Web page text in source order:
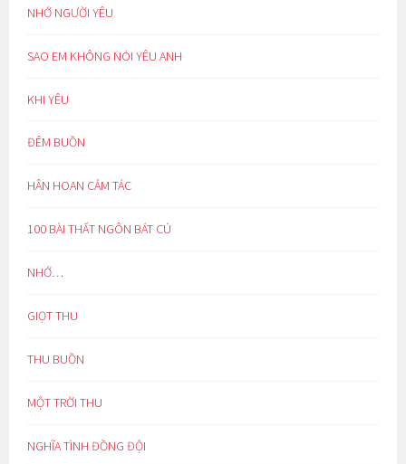
NHỚ NGƯỜI YÊU
SAO EM KHÔNG NÓI YÊU ANH
KHI YÊU
ĐÊM BUỒN
HÂN HOAN CẢM TÁC
100 BÀI THẤT NGÔN BÁT CÚ
NHỚ…
GIỌT THU
THU BUỒN
MỘT TRỜI THU
NGHĨA TÌNH ĐỒNG ĐỘI